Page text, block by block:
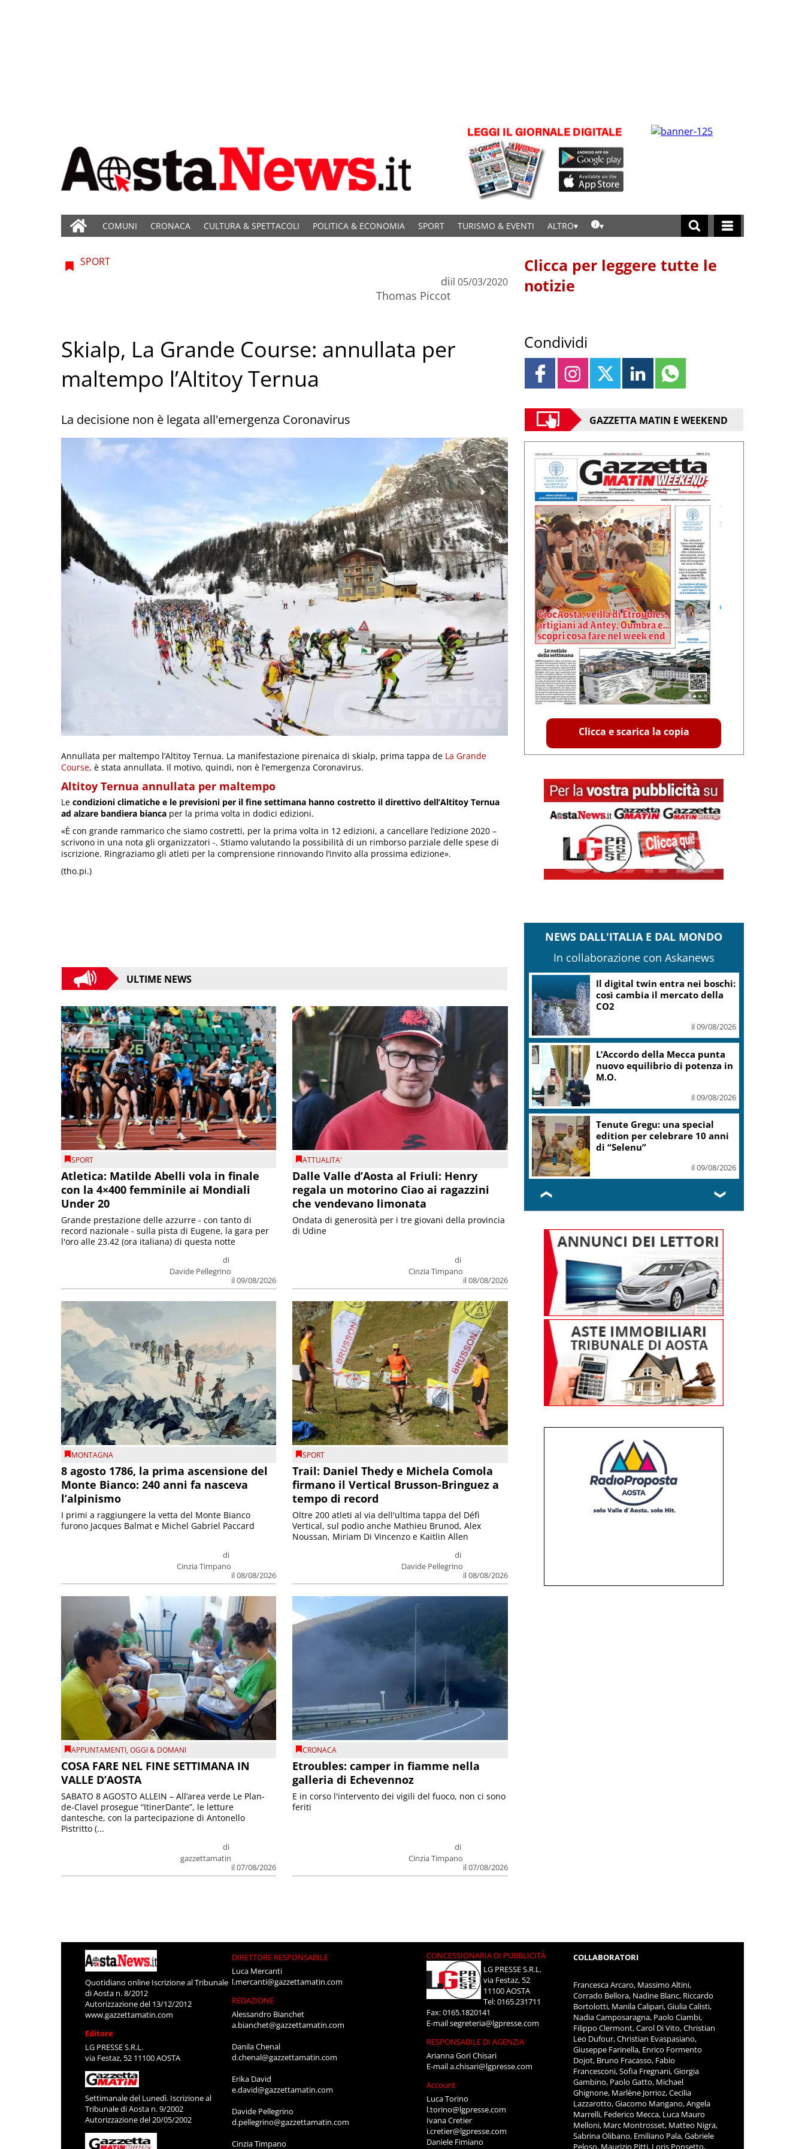
COMUNI CRONACA CULTURA & SPETTACOLI POLITICA & ECONOMIA SPORT TURISMO & EVENTI ALTRO
SPORT
di
Thomas Piccot
il 05/03/2020
Skialp, La Grande Course: annullata per
maltempo l’Altitoy Ternua
La decisione non è legata all'emergenza Coronavirus
Annullata per maltempo l’Altitoy Ternua. La manifestazione pirenaica di skialp, prima tappa de La Grande
Course, è stata annullata. Il motivo, quindi, non è l’emergenza Coronavirus.
Altitoy Ternua annullata per maltempo
Le condizioni climatiche e le previsioni per il fine settimana hanno costretto il direttivo dell’Altitoy Ternua
ad alzare bandiera bianca per la prima volta in dodici edizioni.
«È con grande rammarico che siamo costretti, per la prima volta in 12 edizioni, a cancellare l’edizione 2020 –
scrivono in una nota gli organizzatori -. Stiamo valutando la possibilità di un rimborso parziale delle spese di
iscrizione. Ringraziamo gli atleti per la comprensione rinnovando l’invito alla prossima edizione».
(tho.pi.)
ULTIME NEWS
SPORT
Atletica: Matilde Abelli vola in finale
con la 4×400 femminile ai Mondiali
Under 20
di
Davide Pellegrino
il 09/08/2026
Grande prestazione delle azzurre - con tanto di
record nazionale - sulla pista di Eugene, la gara per
l'oro alle 23.42 (ora italiana) di questa notte
ATTUALITA'
Dalle Valle d’Aosta al Friuli: Henry
regala un motorino Ciao ai ragazzini
che vendevano limonata
di
Cinzia Timpano
il 08/08/2026
Ondata di generosità per i tre giovani della provincia
di Udine
MONTAGNA
8 agosto 1786, la prima ascensione del
Monte Bianco: 240 anni fa nasceva
l’alpinismo
di
Cinzia Timpano
il 08/08/2026
I primi a raggiungere la vetta del Monte Bianco
furono Jacques Balmat e Michel Gabriel Paccard
SPORT
Trail: Daniel Thedy e Michela Comola
firmano il Vertical Brusson-Bringuez a
tempo di record
di
Davide Pellegrino
il 08/08/2026
Oltre 200 atleti al via dell'ultima tappa del Défì
Vertical, sul podio anche Mathieu Brunod, Alex
Noussan, Miriam Di Vincenzo e Kaitlin Allen
APPUNTAMENTI,OGGI & DOMANI
COSA FARE NEL FINE SETTIMANA IN
VALLE D’AOSTA
di
gazzettamatin
il 07/08/2026
SABATO 8 AGOSTO ALLEIN – All’area verde Le Plan-
de-Clavel prosegue “ItinerDante”, le letture
dantesche, con la partecipazione di Antonello
Pistritto (...
CRONACA
Etroubles: camper in fiamme nella
galleria di Echevennoz
di
Cinzia Timpano
il 07/08/2026
E in corso l'intervento dei vigili del fuoco, non ci sono
feriti
Clicca per leggere tutte le
notizie
Condividi
GAZZETTA MATIN E WEEKEND
Clicca e scarica la copia
NEWS DALL'ITALIA E DAL MONDO
In collaborazione con Askanews
Il digital twin entra nei boschi:
così cambia il mercato della
CO2
il 09/08/2026
L’Accordo della Mecca punta
nuovo equilibrio di potenza in
M.O.
il 09/08/2026
Tenute Gregu: una special
edition per celebrare 10 anni
di “Selenu”
il 09/08/2026
❮ ❯
Quotidiano online Iscrizione al Tribunale
di Aosta n. 8/2012
Autorizzazione del 13/12/2012
www.gazzettamatin.com
Editore
LG PRESSE S.R.L.
via Festaz, 52 11100 AOSTA
Settimanale del Lunedì. Iscrizione al
Tribunale di Aosta n. 9/2002
Autorizzazione del 20/05/2002
DIRETTORE RESPONSABILE
Luca Mercanti
l.mercanti@gazzettamatin.com
REDAZIONE
Alessandro Bianchet
a.bianchet@gazzettamatin.com
Danila Chenal
d.chenal@gazzettamatin.com
Erika David
e.david@gazzettamatin.com
Davide Pellegrino
d.pellegrino@gazzettamatin.com
Cinzia Timpano
CONCESSIONARIA DI PUBBLICITÀ
LG PRESSE S.R.L.
via Festaz, 52
11100 AOSTA
Tel: 0165.231711
Fax: 0165.1820141
E-mailsegreteria@lgpresse.com
RESPONSABILE DI AGENZIA
Arianna Gori Chisari
E-maila.chisari@lgpresse.com
Account
Luca Torino
l.torino@lgpresse.com
Ivana Cretier
i.cretier@lgpresse.com
Daniele Fimiano
COLLABORATORI
Francesca Arcaro, Massimo Altini,
Corrado Bellora, Nadine Blanc, Riccardo
Bortolotti, Manila Calipari, Giulia Calisti,
Nadia Camposaragna, Paolo Ciambi,
Filippo Clermont, Carol Di Vito, Christian
Leo Dufour, Christian Evaspasiano,
Giuseppe Farinella, Enrico Formento
Dojot, Bruno Fracasso, Fabio
Francesconi, Sofia Fregnani, Giorgia
Gambino, Paolo Gatto, Michael
Ghignone, Marlène Jorrioz, Cecilia
Lazzarotto, Giacomo Mangano, Angela
Marrelli, Federico Mecca, Luca Mauro
Melloni, Marc Montrosset, Matteo Nigra,
Sabrina Olibano, Emiliano Pala, Gabriele